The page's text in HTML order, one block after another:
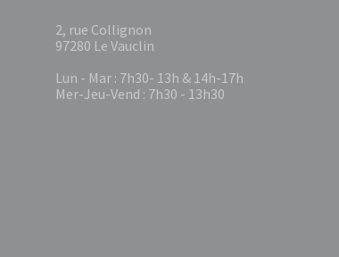
2, rue Collignon
97280 Le Vauclin
Lun - Mar : 7h30- 13h & 14h-17h
Mer-Jeu-Vend : 7h30 - 13h30